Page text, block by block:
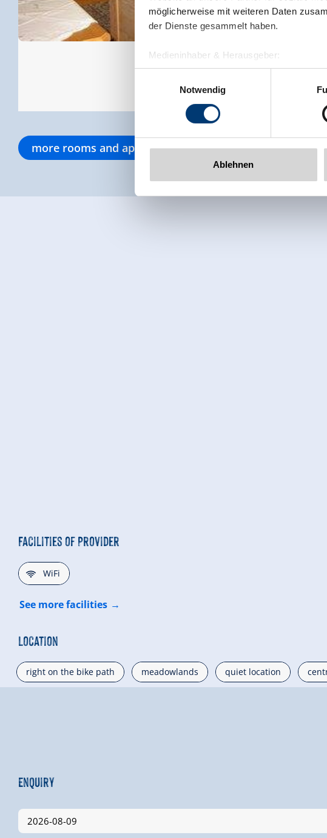
möglicherweise mit weiteren Daten
der Dienste gesammelt haben.
Medieninhaber & Herausgeber:
Zeller Bergbahnen Zillertal GmbH & Co
Rohr 23// A-6280 Zell am Ziller
www.zillertalarena.com
Notwendig
Ablehnen
more rooms and apartments
Facilities of Provider
🜉WiFi
See more facilities
Location
right on the bike path meadowlands quiet location
Enquiry